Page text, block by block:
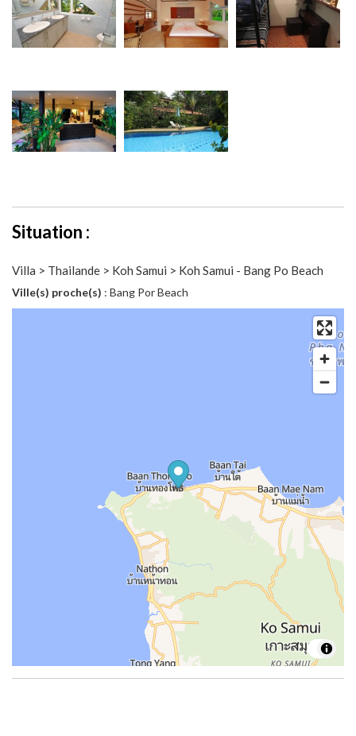
Situation :
Villa > Thailande > Koh Samui > Koh Samui - Bang Po Beach
Ville(s) proche(s) : Bang Por Beach